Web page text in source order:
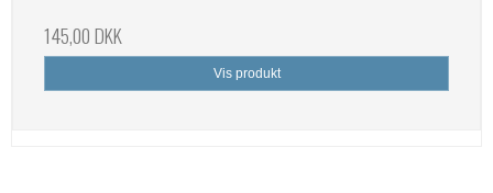
145,00 DKK
Vis produkt